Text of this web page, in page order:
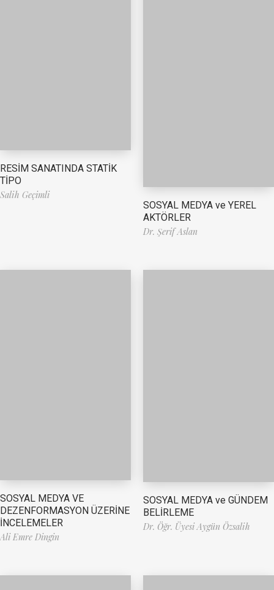
RESİM SANATINDA STATİK
TİPO
Salih Geçimli
SOSYAL MEDYA ve YEREL
AKTÖRLER
Dr. Şerif Aslan
SOSYAL MEDYA VE
DEZENFORMASYON ÜZERİNE
İNCELEMELER
Ali Emre Dingin
SOSYAL MEDYA ve GÜNDEM
BELİRLEME
Dr. Öğr. Üyesi Aygün Özsalih